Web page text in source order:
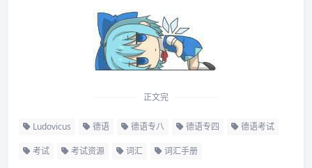
正文完
Ludovicus 德语 德语专八 德语专四 德语考试
考试 考试资源 词汇 词汇手册